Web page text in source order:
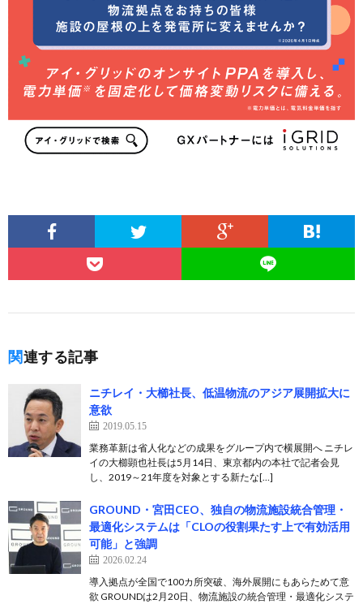
関連する記事
ニチレイ・大櫛社長、低温物流のアジア展開拡大に
意欲
2019.05.15
業務革新は省人化などの成果をグループ内で横展開へ ニチレ
イの大櫛顕也社長は5月14日、東京都内の本社で記者会見
し、2019～21年度を対象とする新たな[…]
GROUND・宮田CEO、独自の物流施設統合管理・
最適化システムは「CLOの役割果たす上で有効活用
可能」と強調
2026.02.24
導入拠点が全国で100カ所突破、海外展開にもあらためて意
欲 GROUNDは2月20日、物流施設の統合管理・最適化システ